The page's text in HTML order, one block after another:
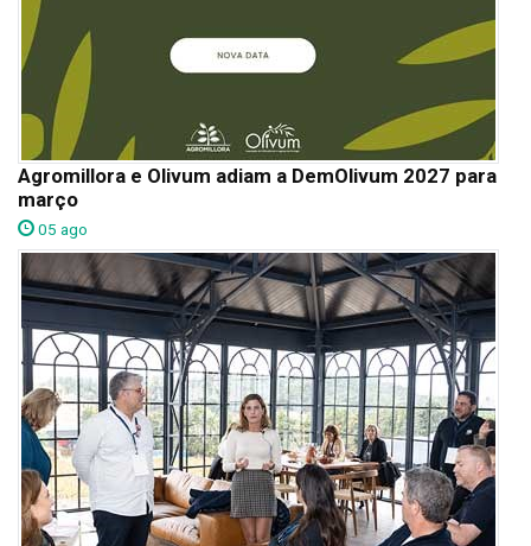
Agromillora e Olivum adiam a DemOlivum 2027 para
março
05 ago